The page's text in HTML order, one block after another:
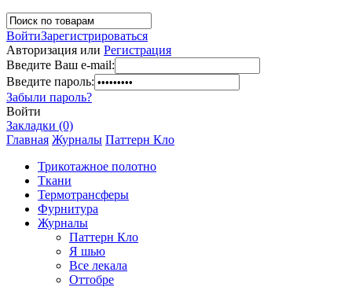
ВойтиЗарегистрироваться
Авторизация или Регистрация
Введите Ваш e-mail:
Введите пароль:
Забыли пароль?
Войти
Закладки (0)
Главная Журналы Паттерн Кло
Трикотажное полотно
Ткани
Термотрансферы
Фурнитура
Журналы
Паттерн Кло
Я шью
Все лекала
Оттобре